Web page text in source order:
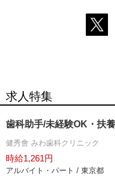
求人特集
歯科助手/未経験OK・扶
健秀會 みわ歯科クリニック
時給1,261円
アルバイト・パート / 東京都